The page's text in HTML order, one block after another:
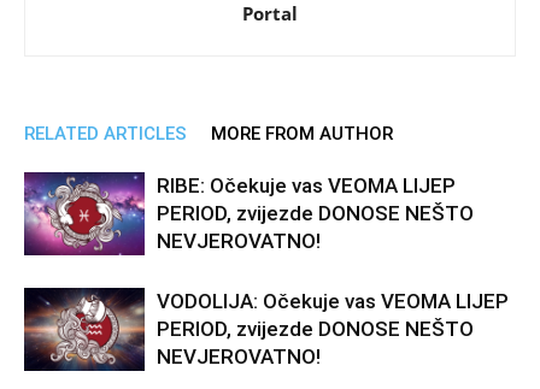
Portal
RELATED ARTICLES MORE FROM AUTHOR
RIBE: Očekuje vas VEOMA LIJEP
PERIOD, zvijezde DONOSE NEŠTO
NEVJEROVATNO!
VODOLIJA: Očekuje vas VEOMA LIJEP
PERIOD, zvijezde DONOSE NEŠTO
NEVJEROVATNO!